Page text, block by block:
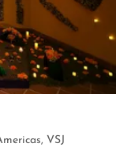
VSJ